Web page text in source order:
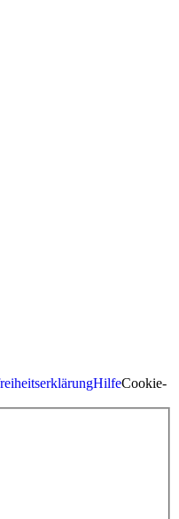
HilfeCookie-